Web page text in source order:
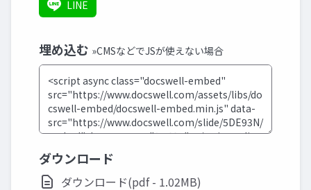
LINE
埋め込む »CMSなどでJSが使えない場合
ダウンロード
ダウンロード(pdf - 1.02MB)